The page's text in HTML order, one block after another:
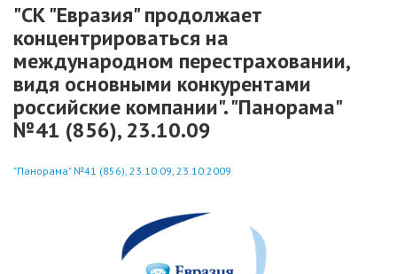
"СК "Евразия" продолжает
концентрироваться на
международном перестраховании,
видя основными конкурентами
российские компании". "Панорама"
№41 (856), 23.10.09
"Панорама" №41 (856), 23.10.09, 23.10.2009